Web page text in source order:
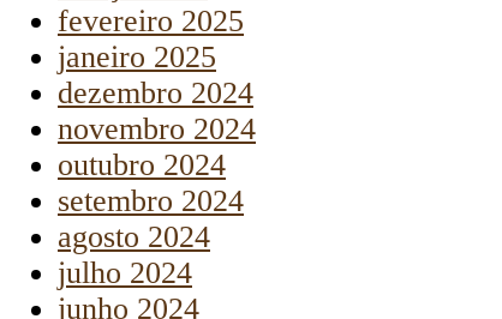
fevereiro 2025
janeiro 2025
dezembro 2024
novembro 2024
outubro 2024
setembro 2024
agosto 2024
julho 2024
junho 2024